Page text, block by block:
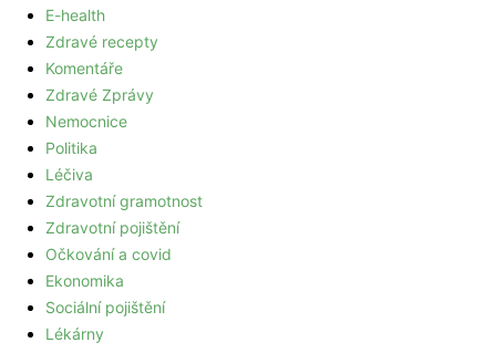
E-health
Zdravé recepty
Komentáře
Zdravé Zprávy
Nemocnice
Politika
Léčiva
Zdravotní gramotnost
Zdravotní pojištění
Očkování a covid
Ekonomika
Sociální pojištění
Lékárny